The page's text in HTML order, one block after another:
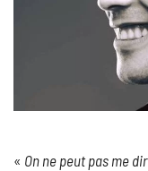
« On ne peut pas me